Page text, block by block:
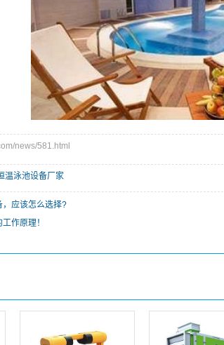
news/581.html
温泳池设备厂家
，应该怎么选择?
作原理！